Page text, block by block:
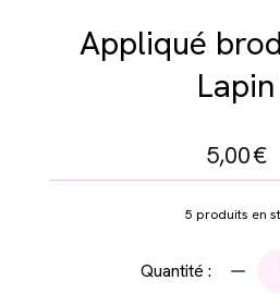
Appliqué
Lapin
5,00€
5 produits en
Quantité :